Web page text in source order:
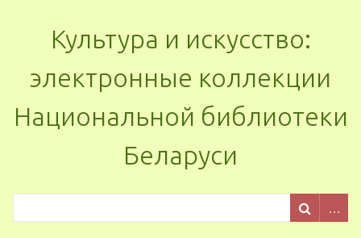
Культура и искусство:
электронные коллекции
Национальной библиотеки
Беларуси